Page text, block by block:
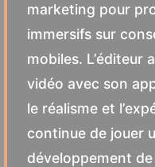
marketing pour
immersifs sur
mobiles. L’éditeur
vidéo avec son
le réalisme et
continue de jouer
développement